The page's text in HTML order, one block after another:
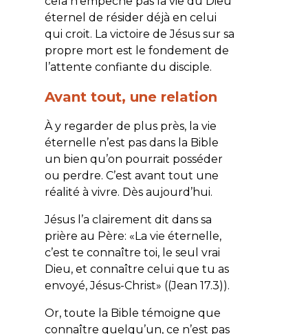
éternel de résider déjà en celui
qui croit. La victoire de Jésus sur sa
propre mort est le fondement de
l’attente confiante du disciple.
Avant tout, une relation
À y regarder de plus près, la vie
éternelle n’est pas dans la Bible
un bien qu’on pourrait posséder
ou perdre. C’est avant tout une
réalité à vivre. Dès aujourd’hui.
Jésus l’a clairement dit dans sa
prière au Père: «La vie éternelle,
c’est te connaître toi, le seul vrai
Dieu, et connaître celui que tu as
envoyé, Jésus-Christ» ((Jean 17.3)).
Or, toute la Bible témoigne que
connaître quelqu’un, ce n’est pas